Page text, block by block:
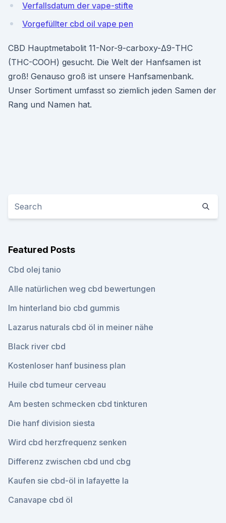
Verfallsdatum der vape-stifte
Vorgefüllter cbd oil vape pen
CBD Hauptmetabolit 11-Nor-9-carboxy-Δ9-THC
(THC-COOH) gesucht. Die Welt der Hanfsamen ist
groß! Genauso groß ist unsere Hanfsamenbank.
Unser Sortiment umfasst so ziemlich jeden Samen der
Rang und Namen hat.
Featured Posts
Cbd olej tanio
Alle natürlichen weg cbd bewertungen
Im hinterland bio cbd gummis
Lazarus naturals cbd öl in meiner nähe
Black river cbd
Kostenloser hanf business plan
Huile cbd tumeur cerveau
Am besten schmecken cbd tinkturen
Die hanf division siesta
Wird cbd herzfrequenz senken
Differenz zwischen cbd und cbg
Kaufen sie cbd-öl in lafayette la
Canavape cbd öl